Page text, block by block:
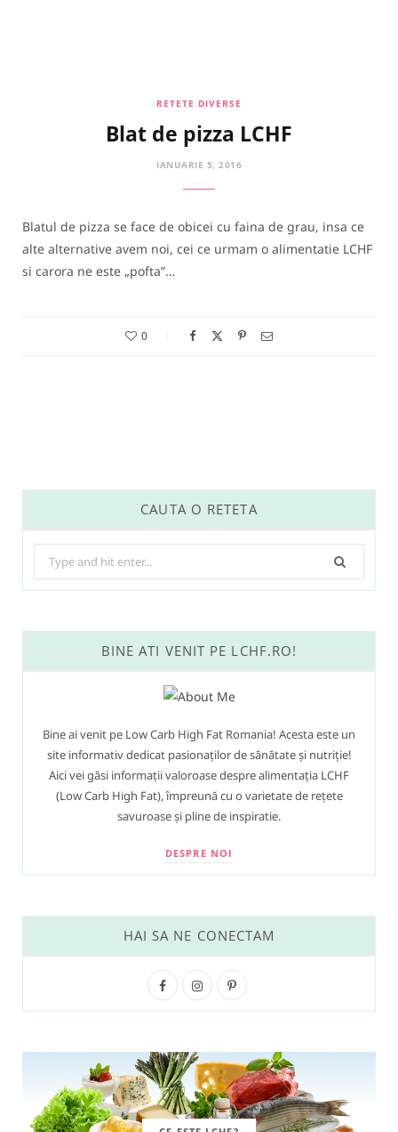
RETETE DIVERSE
Blat de pizza LCHF
IANUARIE 5, 2016
Blatul de pizza se face de obicei cu faina de grau, insa ce
alte alternative avem noi, cei ce urmam o alimentatie LCHF
si carora ne este „pofta”…
0
CAUTA O RETETA
Search
for:
BINE ATI VENIT PE LCHF.RO!
Bine ai venit pe Low Carb High Fat Romania! Acesta este un
site informativ dedicat pasionaților de sănătate și nutriție!
Aici vei găsi informații valoroase despre alimentația LCHF
(Low Carb High Fat), împreună cu o varietate de rețete
savuroase și pline de inspiratie.
DESPRE NOI
HAI SA NE CONECTAM
F
a
e
b
I
n
t
a
P
i
t
e